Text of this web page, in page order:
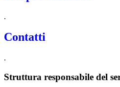
.
Contatti
.
Struttura responsabile del